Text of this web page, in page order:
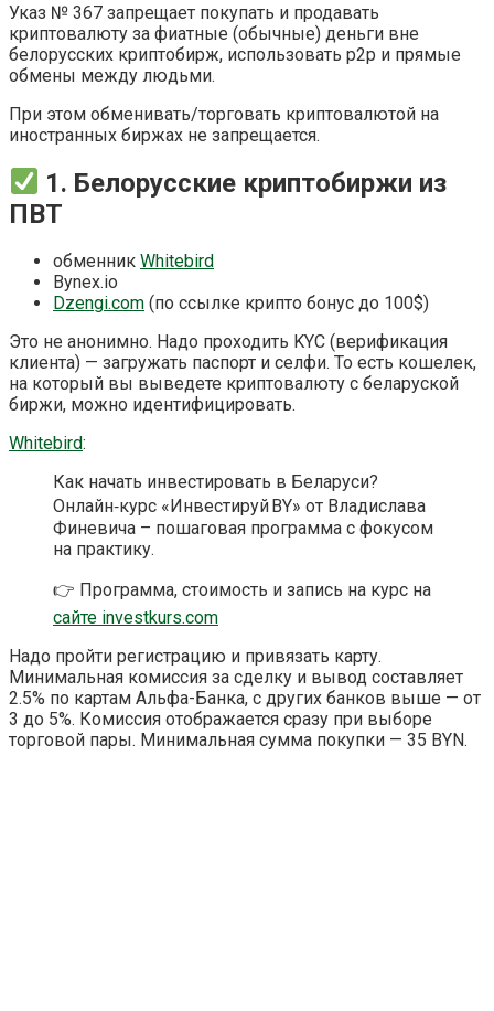
Указ № 367 запрещает покупать и продавать
криптовалюту за фиатные (обычные) деньги вне
белорусских криптобирж, использовать p2p и прямые
обмены между людьми.
При этом обменивать/торговать криптовалютой на
иностранных биржах не запрещается.
1. Белорусские криптобиржи из
ПВТ
обменник Whitebird
Bynex.io
Dzengi.com (по ссылке крипто бонус до 100$)
Это не анонимно. Надо проходить KYC (верификация
клиента) — загружать паспорт и селфи. То есть кошелек,
на который вы выведете криптовалюту с беларуской
биржи, можно идентифицировать.
Whitebird:
Как начать инвестировать в Беларуси?
Онлайн‑курс «Инвестируй BY» от Владислава
Финевича – пошаговая программа с фокусом
на практику.
👉 Программа, стоимость и запись на курс на
сайте investkurs.com
Надо пройти регистрацию и привязать карту.
Минимальная комиссия за сделку и вывод составляет
2.5% по картам Альфа-Банка, с других банков выше — от
3 до 5%. Комиссия отображается сразу при выборе
торговой пары. Минимальная сумма покупки — 35 BYN.